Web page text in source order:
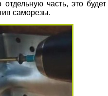
часть, это будет
саморезы.